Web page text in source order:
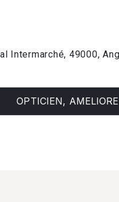
Intermarché, 49000,
OPTICIEN,